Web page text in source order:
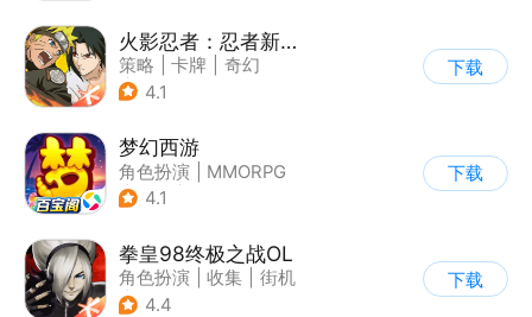
火影忍者：忍者新世代
策略 卡牌
奇幻
| 火影
4.1
下载
梦幻西游
角色扮演
MMORPG
| 西游
4.1
下载
拳皇98终极之战OL
角色扮演 收集
街机
| 拳皇
4.4
下载